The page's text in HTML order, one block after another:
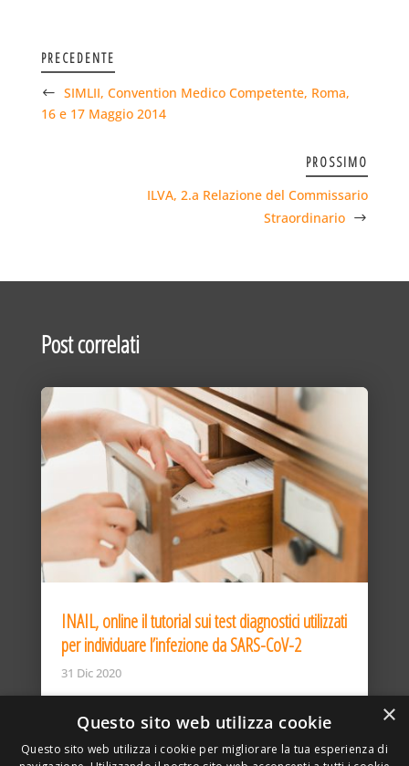
PRECEDENTE
SIMLII, Convention Medico Competente, Roma,
16 e 17 Maggio 2014
PROSSIMO
ILVA, 2.a Relazione del Commissario
Straordinario
Post correlati
INAIL, online il tutorial sui test diagnostici utilizzati
per individuare l’infezione da SARS-CoV-2
31 Dic 2020
×
Questo sito web utilizza cookie
Questo sito web utilizza i cookie per migliorare la tua esperienza di